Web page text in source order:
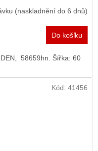
(naskladnění do 6 dnů)
Do košíku
58659hn. Šířka: 60
Kód: 41456